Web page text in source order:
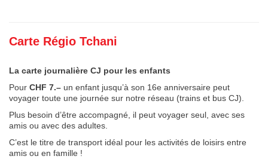
Carte Régio Tchani
La carte journalière CJ pour les enfants
Pour CHF 7.– un enfant jusqu’à son 16e anniversaire peut
voyager toute une journée sur notre réseau (trains et bus CJ).
Plus besoin d’être accompagné, il peut voyager seul, avec ses
amis ou avec des adultes.
C’est le titre de transport idéal pour les activités de loisirs entre
amis ou en famille !